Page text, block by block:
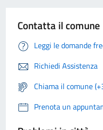
Contatta il comune
Leggi le domande
Richiedi Assistenza
Chiama il comune
Prenota un